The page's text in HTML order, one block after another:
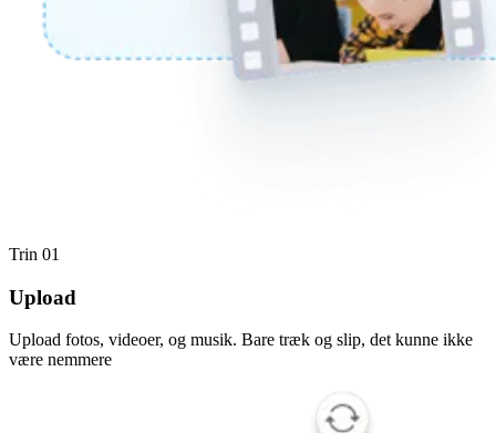
Trin 01
Upload
Upload fotos, videoer, og musik. Bare træk og slip, det kunne ikke
være nemmere